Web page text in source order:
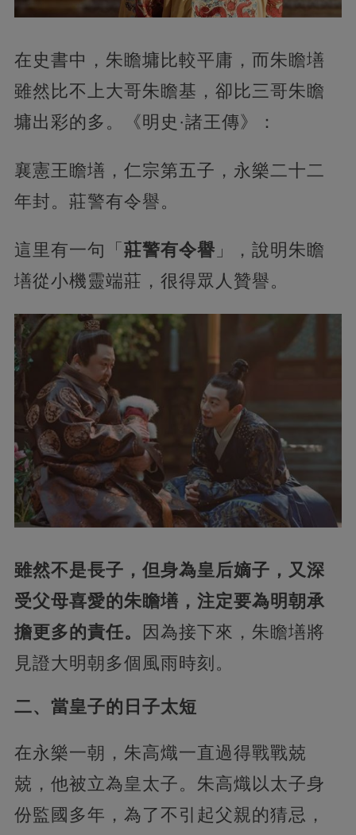
在史書中，朱瞻墉比較平庸，而朱瞻墡
雖然比不上大哥朱瞻基，卻比三哥朱瞻
墉出彩的多。《明史·諸王傳》：
襄憲王瞻墡，仁宗第五子，永樂二十二
年封。莊警有令譽。
這里有一句「 莊警有令譽 」，說明朱瞻
墡從小機靈端莊，很得眾人贊譽。
雖然不是長子，但身為皇后嫡子，又深
受父母喜愛的朱瞻墡，注定要為明朝承
擔更多的責任。
因為接下來，朱瞻墡將
見證大明朝多個風雨時刻。
二、當皇子的日子太短
在永樂一朝，朱高熾一直過得戰戰兢
兢，他被立為皇太子。朱高熾以太子身
份監國多年，為了不引起父親的猜忌，